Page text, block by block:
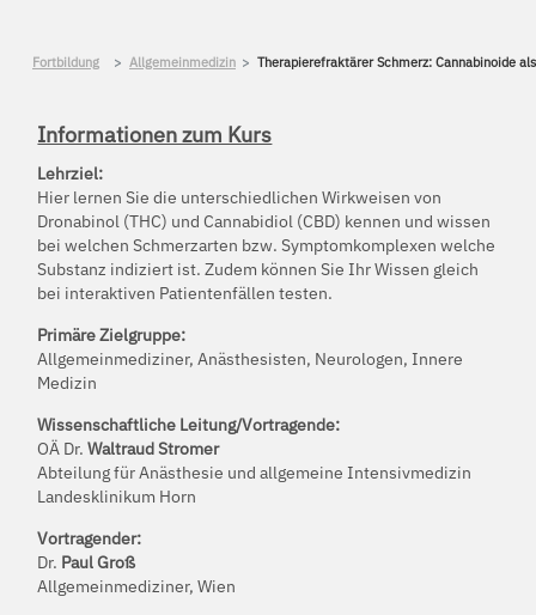
Fortbildung Allgemeinmedizin Therapierefraktärer Schmerz: Cannabinoide
Informationen zum Kurs
Lehrziel:
Hier lernen Sie die unterschiedlichen Wirkweisen von
Dronabinol (THC) und Cannabidiol (CBD) kennen und wissen
bei welchen Schmerzarten bzw. Symptomkomplexen welche
Substanz indiziert ist. Zudem können Sie Ihr Wissen gleich
bei interaktiven Patientenfällen testen.
Primäre Zielgruppe:
Allgemeinmediziner, Anästhesisten, Neurologen, Innere
Medizin
Wissenschaftliche Leitung/Vortragende:
OÄ Dr.Waltraud Stromer
Abteilung für Anästhesie und allgemeine Intensivmedizin
Landesklinikum Horn
Vortragender:
Dr. Paul Groß
Allgemeinmediziner, Wien